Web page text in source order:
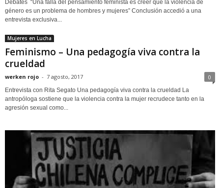
Debates “Una falla del pensamiento feminista es creer que la violencia de
género es un problema de hombres y mujeres” Conclusión accedió a una
entrevista exclusiva...
Mujeres en Lucha
Feminismo – Una pedagogía viva contra la
crueldad
werken rojo - 7 agosto, 2017 0
Entrevista con Rita Segato Una pedagogía viva contra la crueldad La
antropóloga sostiene que la violencia contra la mujer recrudece tanto en la
agresión sexual como...